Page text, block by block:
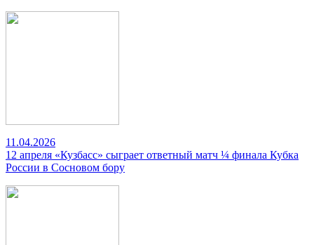
11.04.2026
12 апреля «Кузбасс» сыграет ответный матч ¼ финала Кубка
России в Сосновом бору